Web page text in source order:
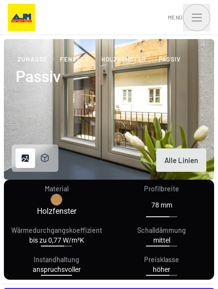
MENÜ
Fenster, Balkontüren
und Schiebesysteme
Haustüren und Portale
ZUHAUSE FENSTER HOLZFENSTER PASSIV
Passiv
Alle Linien
Material
Holzfenster
Profilbreite
78 mm
Wärmedurchgangskoeffizient
bis zu 0,77 W/m²K
Schalldämmung
mittel
Instandhaltung
anspruchsvoller
Preisklasse
höher